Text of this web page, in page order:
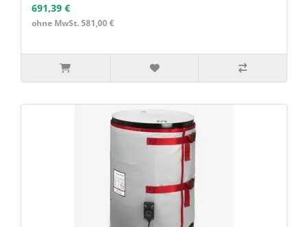
691,39 €
ohne MwSt. 581,00 €